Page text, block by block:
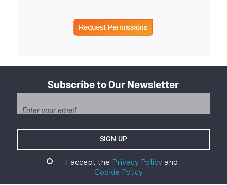
Subscribe to Our Newsletter
I accept the Privacy Policyand
Cookie Policy